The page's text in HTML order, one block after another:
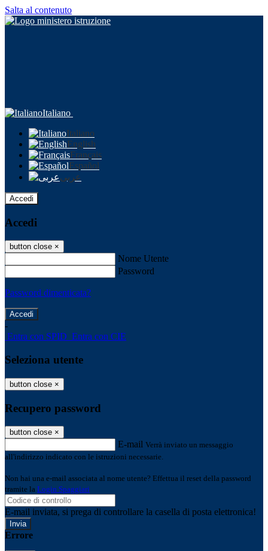
Salta al contenuto
Italiano
Italiano
English
Français
Español
عربى
Accedi
Accedi
button close ×
Nome Utente
Password
Password dimenticata?
-
Entra con SPID Entra con CIE
Seleziona utente
button close ×
Recupero password
button close ×
E-mail Verrà inviato un messaggio
all'indirizzo indicato con le istruzioni necessarie.
Non hai una e-mail associata al nome utente? Effettua il reset della password
tramite la Login Spaggiari
E-mail inviata, si prega di controllare la casella di posta elettronica!
Errore